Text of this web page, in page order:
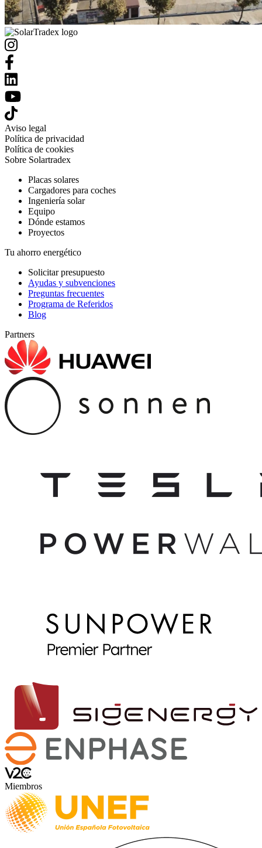
Aviso legal
Política de privacidad
Política de cookies
Sobre Solartradex
Placas solares
Cargadores para coches
Ingeniería solar
Equipo
Dónde estamos
Proyectos
Tu ahorro energético
Solicitar presupuesto
Ayudas y subvenciones
Preguntas frecuentes
Programa de Referidos
Blog
Partners
Miembros